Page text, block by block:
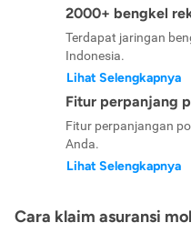
2000+ bengkel
Terdapat jaringan
Indonesia.
Lihat Selengkapnya
Fitur perpanjang
Fitur perpanjangan
Anda.
Lihat Selengkapnya
Cara klaim asuransi